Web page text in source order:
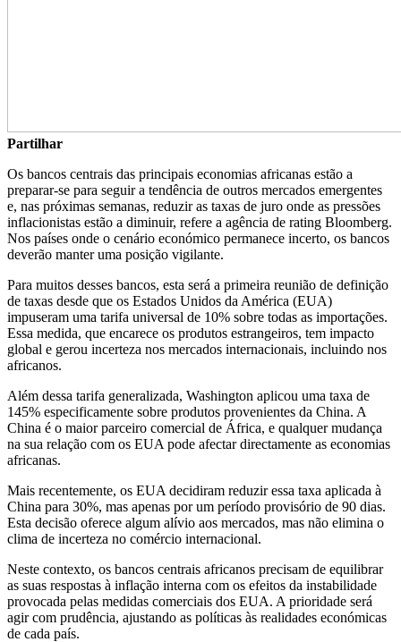
Partilhar
Os bancos centrais das principais economias africanas estão a
preparar-se para seguir a tendência de outros mercados emergentes
e, nas próximas semanas, reduzir as taxas de juro onde as pressões
inflacionistas estão a diminuir, refere a agência de rating Bloomberg.
Nos países onde o cenário económico permanece incerto, os bancos
deverão manter uma posição vigilante.
Para muitos desses bancos, esta será a primeira reunião de definição
de taxas desde que os Estados Unidos da América (EUA)
impuseram uma tarifa universal de 10% sobre todas as importações.
Essa medida, que encarece os produtos estrangeiros, tem impacto
global e gerou incerteza nos mercados internacionais, incluindo nos
africanos.
Além dessa tarifa generalizada, Washington aplicou uma taxa de
145% especificamente sobre produtos provenientes da China. A
China é o maior parceiro comercial de África, e qualquer mudança
na sua relação com os EUA pode afectar directamente as economias
africanas.
Mais recentemente, os EUA decidiram reduzir essa taxa aplicada à
China para 30%, mas apenas por um período provisório de 90 dias.
Esta decisão oferece algum alívio aos mercados, mas não elimina o
clima de incerteza no comércio internacional.
Neste contexto, os bancos centrais africanos precisam de equilibrar
as suas respostas à inflação interna com os efeitos da instabilidade
provocada pelas medidas comerciais dos EUA. A prioridade será
agir com prudência, ajustando as políticas às realidades económicas
de cada país.